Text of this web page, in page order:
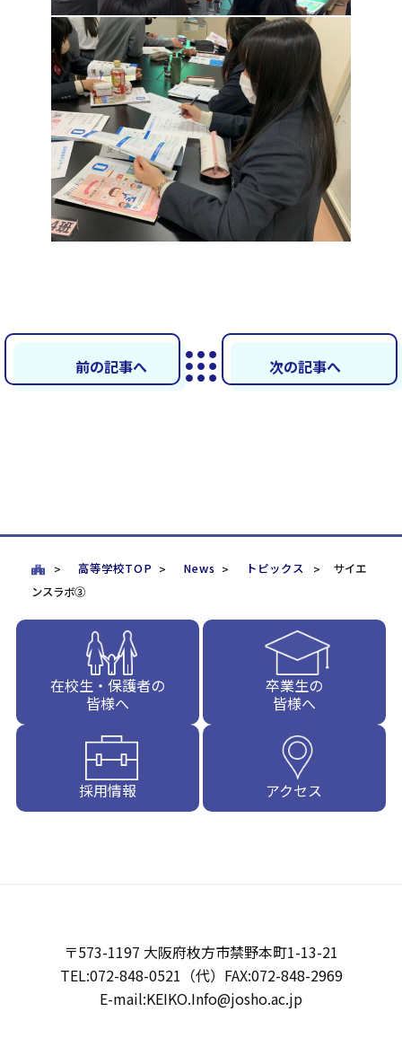
前の記事へ 次の記事へ
高等学校TOP News トピックス
サイエ
ンスラボ③
在校生・保護者の
皆様へ
卒業生の
皆様へ
採用情報 アクセス
〒573-1197 大阪府枚方市禁野本町1-13-21
TEL:072-848-0521（代）FAX:072-848-2969
E-mail:KEIKO.Info@josho.ac.jp